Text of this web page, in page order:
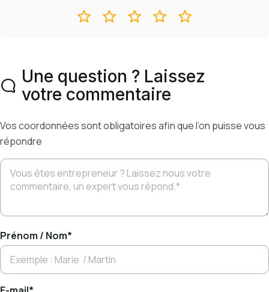
Une question ? Laissez
votre commentaire
Vos coordonnées sont obligatoires afin que l’on puisse vous
répondre
Prénom / Nom*